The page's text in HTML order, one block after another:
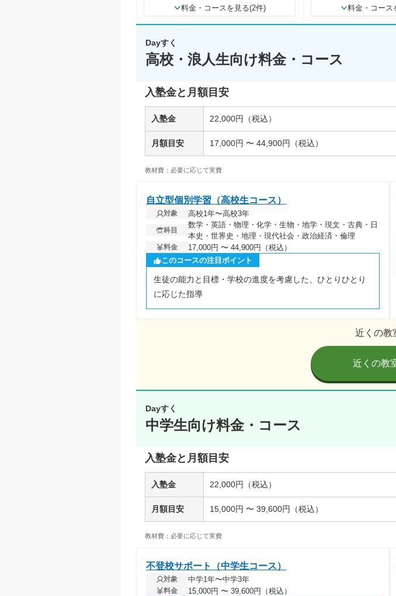
料金・コースを見る(2件) 料金・コース
Dayすく
高校・浪人生向け料金・コース
入塾金と月額目安
入塾金 22,000円（税込）
月額目安 17,000円 〜 44,900円（税込）
教材費：必要に応じて実費
自立型個別学習（高校生コース）
対象 高校1年〜高校3年
科目
数学・英語・物理・化学・生物・地学・現文・古典・日
本史・世界史・地理・現代社会・政治経済・倫理
料金
17,000円 〜 44,900円（税込）
このコースの注目ポイント
生徒の能力と目標・学校の進度を考慮した、ひとりひとり
に応じた指導
近くの教
近くの教
Dayすく
中学生向け料金・コース
入塾金と月額目安
入塾金 22,000円（税込）
月額目安 15,000円 〜 39,600円（税込）
教材費：必要に応じて実費
不登校サポート（中学生コース）
対象 中学1年〜中学3年
料金
15,000円 〜 39,600円（税込）